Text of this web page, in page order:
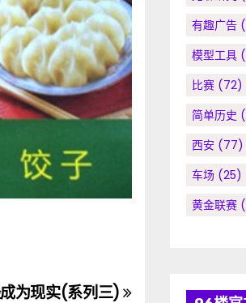
为现实(系列三)
有趣广告
模型工具
比赛 (72)
简单历史
西安 (77)
车场 (25)
黄金联赛